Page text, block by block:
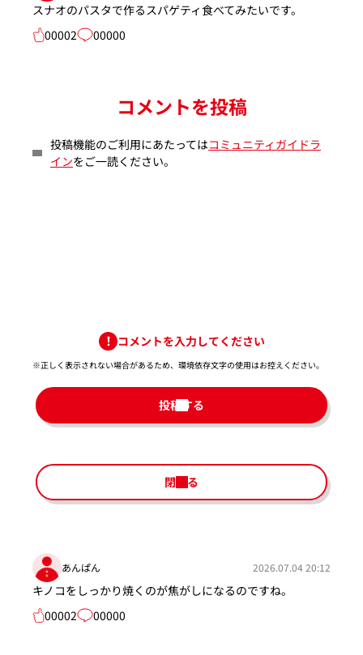
スナオのパスタで作るスパゲティ食べてみたいです。
00002
00000
コメントを投稿
投稿機能のご利用にあたってはコミュニティガイドラ
インをご一読ください。
コメントを入力してください
※正しく表示されない場合があるため、環境依存文字の使用はお控えください。​
投稿する
閉じる
あんぱん 2026.07.04 20:12
キノコをしっかり焼くのが焦がしになるのですね。
00002
00000